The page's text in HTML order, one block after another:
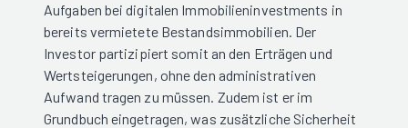
Aufgaben bei digitalen Immobilieninvestments in
bereits vermietete Bestandsimmobilien. Der
Investor partizipiert somit an den Erträgen und
Wertsteigerungen, ohne den administrativen
Aufwand tragen zu müssen. Zudem ist er im
Grundbuch eingetragen, was zusätzliche Sicherheit